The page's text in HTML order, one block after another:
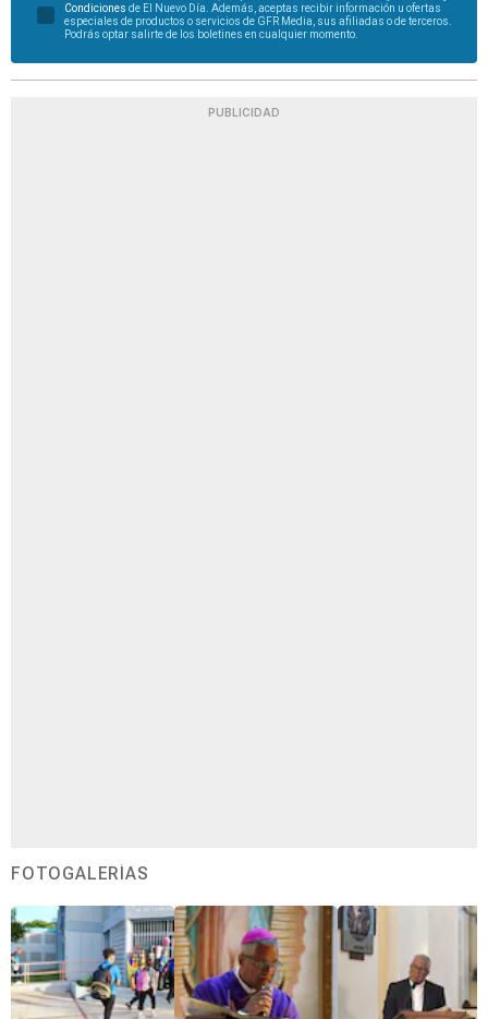
Condiciones de El Nuevo Día. Además, aceptas recibir información u ofertas
especiales de productos o servicios de GFR Media, sus afiliadas o de terceros.
Podrás optar salirte de los boletines en cualquier momento.
PUBLICIDAD
FOTOGALERÍAS